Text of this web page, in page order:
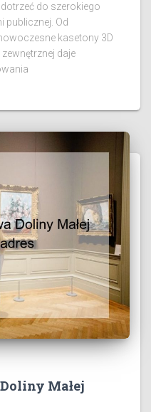
do szerokiego
publicznej. Od
kasetony 3D
daje
Małej